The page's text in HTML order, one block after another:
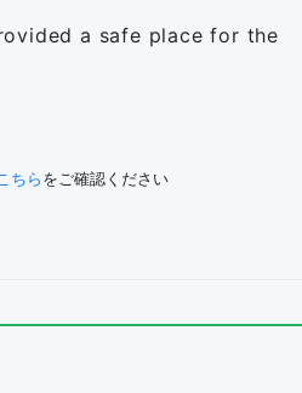
a safe place for the
ちら をご確認ください